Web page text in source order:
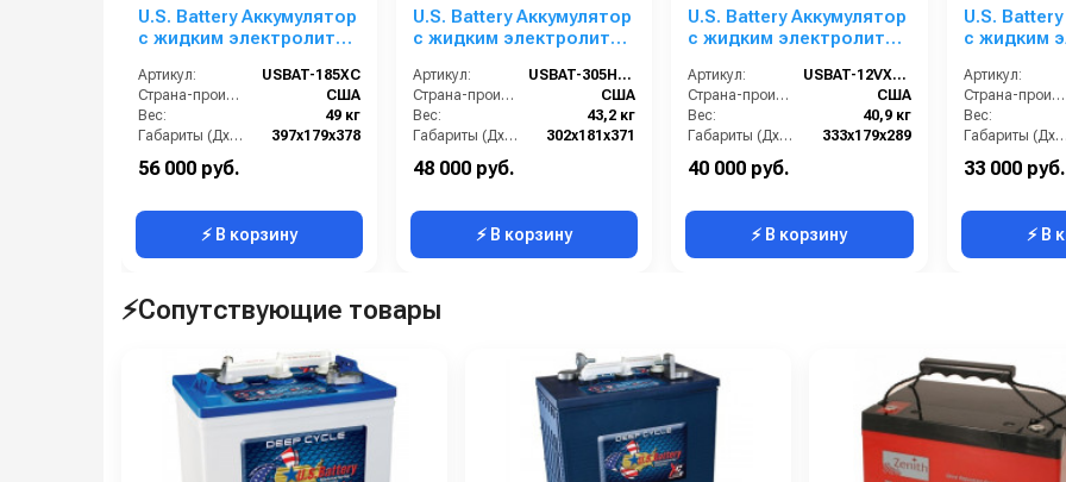
Емкость при 20 ч разряде: 310 Ач.
Емкость при 10 ч разряде: 294 Ач.
Емкость при 5 ч разряде: 253 Ач.
Типы терминалов: Offset 'S' (см. фото).
Рабочая температура: от -29ºС до +49ºС.
Размер по BCI: 902.
U.S. Battery Аккумулятор
с жидким электролитом
Артикул:
USBAT-185XC
Страна-производитель:
США
Вес:
49 кг
Габариты (ДхШхВ):
397x179x378
56 000 руб.
⚡ В корзину
U.S. Battery Аккумулятор
с жидким электролитом
Артикул:
USBAT-305HC-XC
Страна-производитель:
США
Вес:
43,2 кг
Габариты (ДхШхВ):
302х181х371
48 000 руб.
⚡ В корзину
U.S. Battery Аккумулятор
с жидким электролитом
Артикул:
USBAT-12VXC2
Страна-производитель:
США
Вес:
40,9 кг
Габариты (ДхШхВ):
333х179х289
40 000 руб.
⚡ В корзину
U.S.
с жидким
Артикул:
Страна-производитель:
Вес:
Габариты (ДхШхВ):
33 000 руб.
⚡ В
⚡Сопутствующие товары